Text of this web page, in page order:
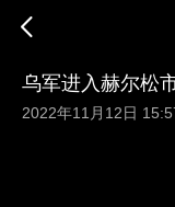
乌军进入赫尔松
2022年11月12日